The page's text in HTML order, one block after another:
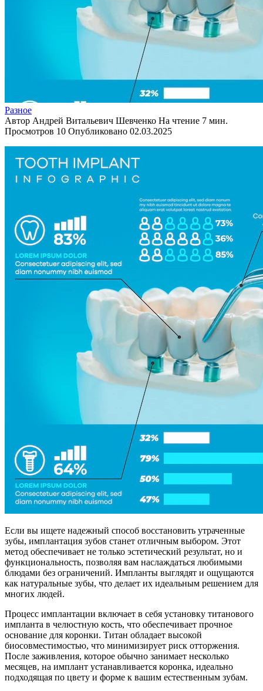
Разное
Автор Андрей Витальевич Шевченко На чтение 7 мин.
Просмотров 10 Опубликовано 02.03.2025
Если вы ищете надежный способ восстановить утраченные
зубы, имплантация зубов станет отличным выбором. Этот
метод обеспечивает не только эстетический результат, но и
функциональность, позволяя вам наслаждаться любимыми
блюдами без ограничений. Импланты выглядят и ощущаются
как натуральные зубы, что делает их идеальным решением для
многих людей.
Процесс имплантации включает в себя установку титанового
импланта в челюстную кость, что обеспечивает прочное
основание для коронки. Титан обладает высокой
биосовместимостью, что минимизирует риск отторжения.
После заживления, которое обычно занимает несколько
месяцев, на имплант устанавливается коронка, идеально
подходящая по цвету и форме к вашим естественным зубам.